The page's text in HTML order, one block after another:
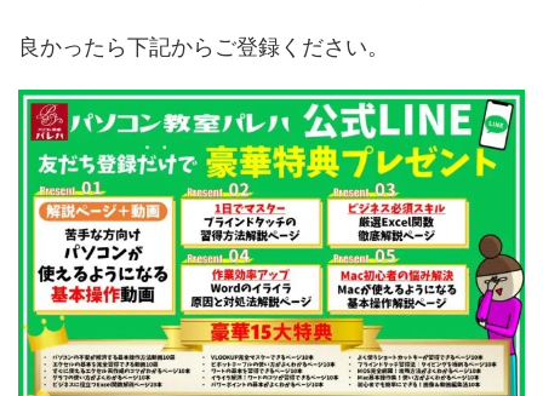
良かったら下記からご登録ください。